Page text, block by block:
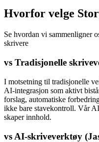
Hvorfor velge
Se hvordan vi sammenligner
skrivere
vs Tradisjonelle
I motsetning til tradisjonelle
AI-integrasjon som aktivt
forslag, automatiske
ikke bare stavekontroll. Vår
skaper innhold.
vs AI-skriveverktøy